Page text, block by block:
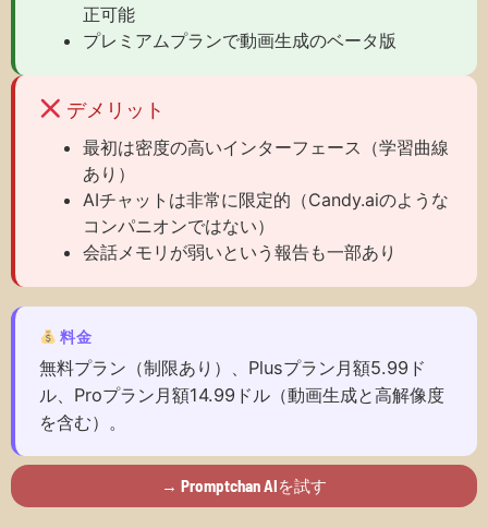
正可能
プレミアムプランで動画生成のベータ版
デメリット
最初は密度の高いインターフェース（学習曲線
あり）
AIチャットは非常に限定的（Candy.aiのような
コンパニオンではない）
会話メモリが弱いという報告も一部あり
料金
無料プラン（制限あり）、Plusプラン月額5.99ド
ル、Proプラン月額14.99ドル（動画生成と高解像度
を含む）。
→ Promptchan AIを試す